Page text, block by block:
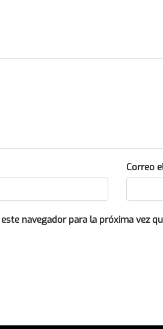
Correo
navegador para la próxima vez